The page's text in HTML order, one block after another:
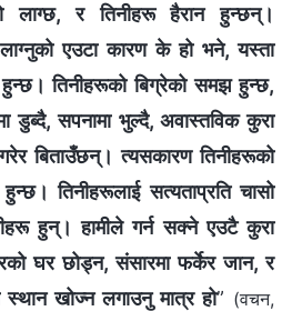
लाग्छ, र तिनीहरू हैरान हुन्छन्।
एउटा कारण के हो भने, यस्ता
तिनीहरूको बिग्रेको समझ हुन्छ,
डुब्दै, सपनामा भुल्दै, अवास्तविक कुरा
बिताउँछन्। त्यसकारण तिनीहरूको
तिनीहरूलाई सत्यताप्रति चासो
हुन्। हामीले गर्न सक्‍ने एउटै कुरा
घर छोड्न, संसारमा फर्केर जान, र
खोज्‍न लगाउनु मात्र हो” (वचन,